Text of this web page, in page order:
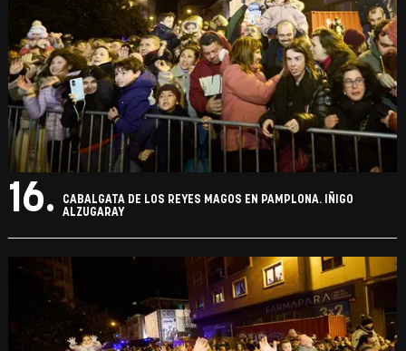
16.
CABALGATA DE LOS REYES MAGOS EN PAMPLONA. IÑIGO
ALZUGARAY